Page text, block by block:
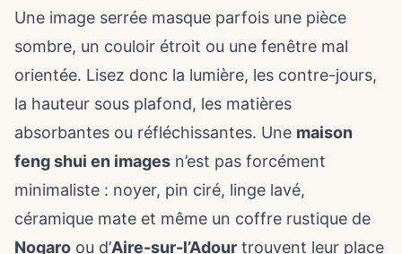
Une image serrée masque parfois une pièce
sombre, un couloir étroit ou une fenêtre mal
orientée. Lisez donc la lumière, les contre-jours,
la hauteur sous plafond, les matières
absorbantes ou réfléchissantes. Une maison
feng shui en images n’est pas forcément
minimaliste : noyer, pin ciré, linge lavé,
céramique mate et même un coffre rustique de
Nogaro ou d’Aire-sur-l’Adour trouvent leur place